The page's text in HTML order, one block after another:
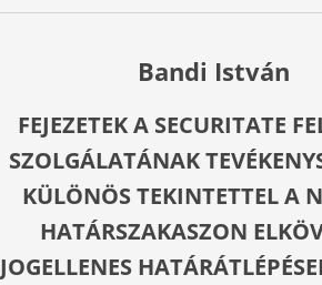
Bandi István
FEJEZETEK A SECURITATE
SZOLGÁLATÁNAK
KÜLÖNÖS TEKINTETTEL A
HATÁRSZAKASZON
JOGELLENES